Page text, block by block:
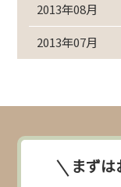
2013年08月
2013年07月
まず